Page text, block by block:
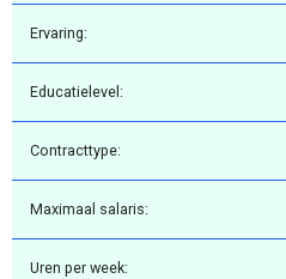
Ervaring:
Educatielevel:
Contracttype:
Maximaal salaris:
Uren per week: